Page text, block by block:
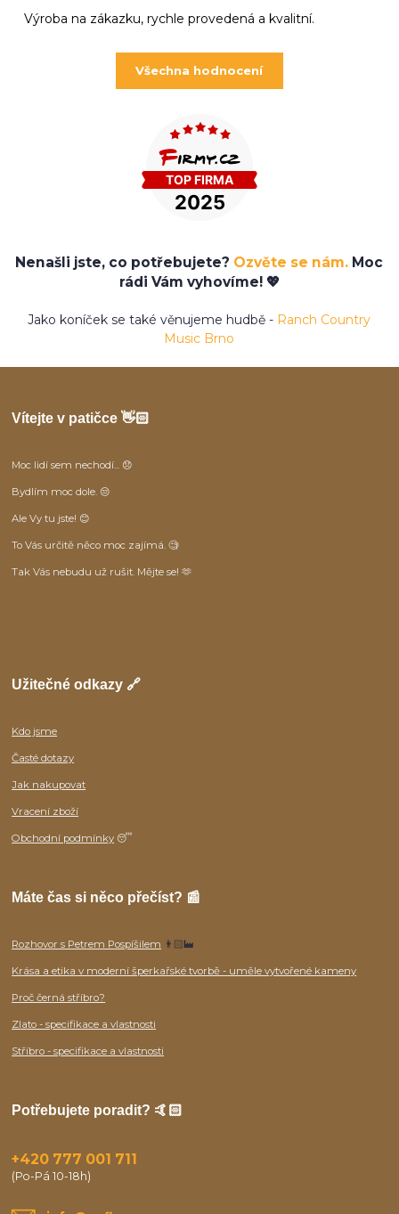
Výroba na zákazku, rychle provedená a kvalitní.
Všechna hodnocení
Nenašli jste, co potřebujete? Ozvěte se nám. Moc
rádi Vám vyhovíme! 💖
Jako koníček se také věnujeme hudbě - Ranch Country
Music Brno
Vítejte v patičce 👋🏻
Moc lidí sem nechodí... 😞
Bydlím moc dole. 😒
Ale Vy tu jste! 😊
To Vás určitě něco moc zajímá. 🧐
Tak Vás nebudu už rušit. Mějte se! 🫶
Užitečné odkazy 🔗
Kdo jsme
Časté dotazy
Jak nakupovat
Vracení zboží
Obchodní podmínky 😴
Máte čas si něco přečíst? 📰
Rozhovor s Petrem Pospíšilem 👨🏻‍🏭
Krása a etika v moderní šperkařské tvorbě - uměle vytvořené kameny
Proč černá stříbro?
Zlato - specifikace a vlastnosti
Stříbro - specifikace a vlastnosti
Potřebujete poradit? 🤙🏻
+420 777 001 711
(Po-Pá 10-18h)